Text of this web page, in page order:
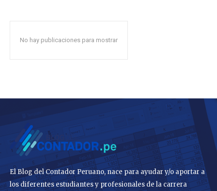
No hay publicaciones para mostrar
El Blog del Contador Peruano, nace para ayudar y/o aportar a
los diferentes estudiantes y profesionales de la carrera